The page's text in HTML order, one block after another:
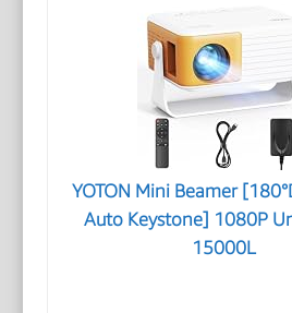
YOTON Mini Beamer
Auto Keystone] 1080P
15000L